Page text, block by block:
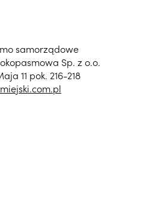
samorządowe
Sp. z o.o.
11 pok. 216-218